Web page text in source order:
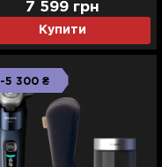
Купити
7 599 грн
-5 300 ₴